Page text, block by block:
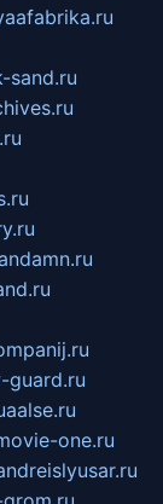
sand.ru
guard.ru
aalse.ru
one.ru